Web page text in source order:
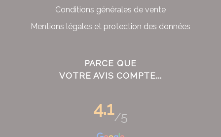
Conditions générales de vente
Mentions légales et protection des données
PARCE QUE
VOTRE AVIS COMPTE...
4.1/5